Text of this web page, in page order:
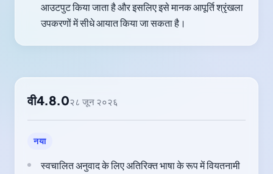
आउटपुट किया जाता है और इसलिए इसे मानक आपूर्ति श्रृंखला
उपकरणों में सीधे आयात किया जा सकता है।
वी4.8.0२८ जून २०२६
नया
स्वचालित अनुवाद के लिए अतिरिक्त भाषा के रूप में वियतनामी